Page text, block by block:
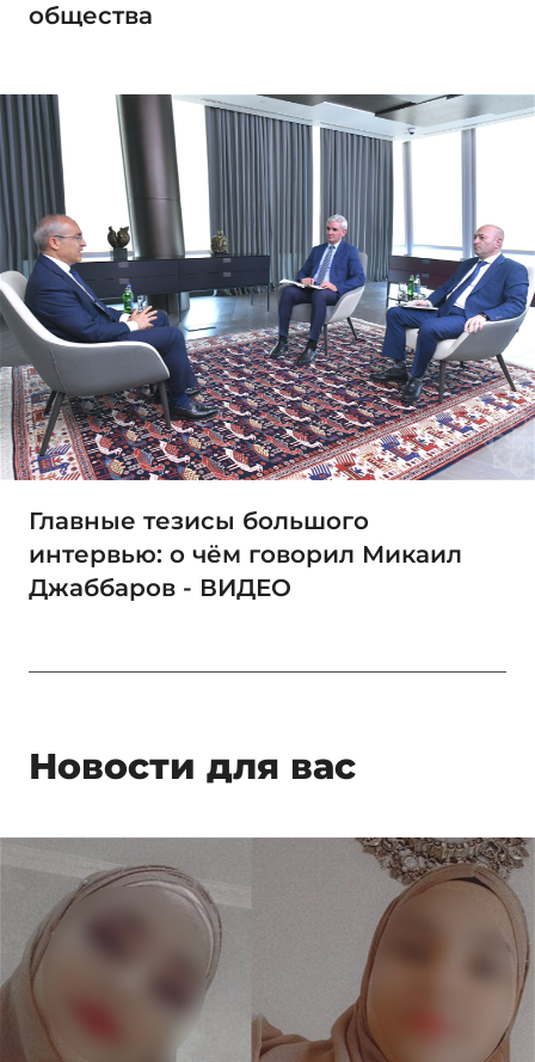
общества
Главные тезисы большого
интервью: о чём говорил Микаил
Джаббаров - ВИДЕО
Новости для вас